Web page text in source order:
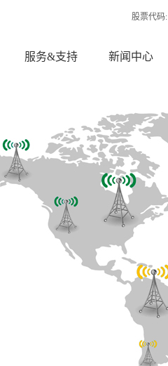
股票代码:
服务&支持 新闻中心